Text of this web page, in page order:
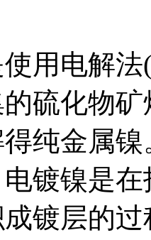
电解法(
硫化物
纯金属
镀镍是
镀层的